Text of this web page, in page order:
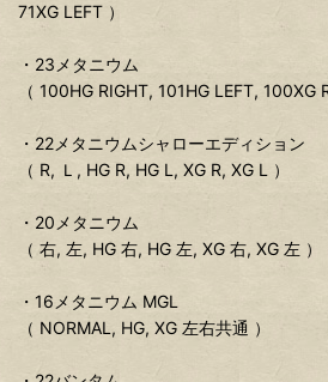
71XG LEFT ）
・23メタニウム
（ 100HG RIGHT, 101HG LEFT, 100XG
・22メタニウムシャローエディション
（ R, Ｌ, HG R, HG L, XG R, XG L ）
・20メタニウム
（ 右, 左, HG 右, HG 左, XG 右, XG 左 ）
・16メタニウム MGL
（ NORMAL, HG, XG 左右共通 ）